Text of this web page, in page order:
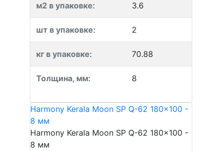
м2 в упаковке: 3.6
шт в упаковке: 2
кг в упаковке: 70.88
Толщина, мм: 8
Harmony Kerala Moon SP Q-62 180x100 -
8 мм
Harmony Kerala Moon SP Q-62 180x100 -
8 мм